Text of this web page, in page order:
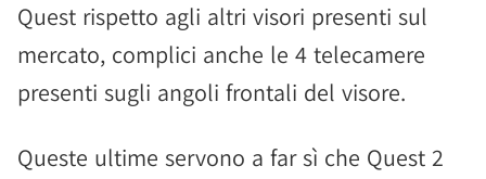
Quest rispetto agli altri visori presenti sul
mercato, complici anche le 4 telecamere
presenti sugli angoli frontali del visore.
Queste ultime servono a far sì che Quest 2